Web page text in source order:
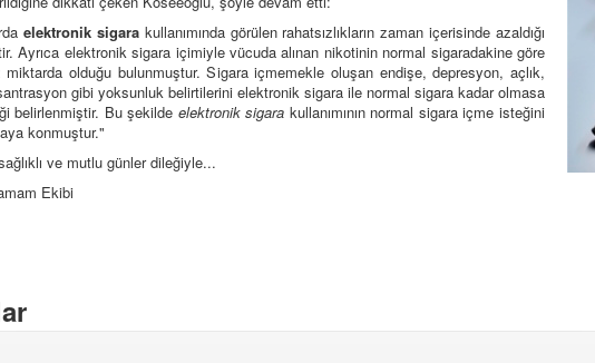
elektronik sigarakullanımında görülen rahatsızlıkların zaman içerisinde azaldığı
Ayrıca elektronik sigara içimiyle vücuda alınan nikotinin normal sigaradakine göre
olduğu bulunmuştur. Sigara içmemekle oluşan endişe, depresyon, açlık,
gibi yoksunluk belirtilerini elektronik sigara ile normal sigara kadar olmasa
belirlenmiştir. Bu şekilde elektronik sigara kullanımının normal sigara içme isteğini
konmuştur."
ve mutlu günler dileğiyle...
Ekibi